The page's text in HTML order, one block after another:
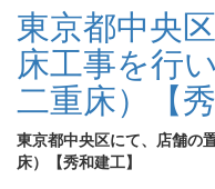
東京都中央
床工事を行
二重床）【
東京都中央区にて、店舗の
床）【秀和建工】